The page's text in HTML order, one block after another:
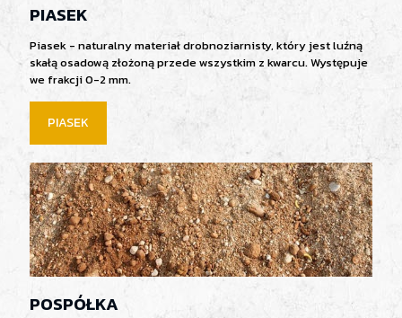
PIASEK
Piasek - naturalny materiał drobnoziarnisty, który jest luźną
skałą osadową złożoną przede wszystkim z kwarcu. Występuje
we frakcji 0-2 mm.
PIASEK
POSPÓŁKA